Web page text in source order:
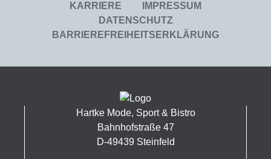
KARRIERE
IMPRESSUM
DATENSCHUTZ
BARRIEREFREIHEITSERKLÄRUNG
Hartke Mode, Sport & Bistro
Bahnhofstraße 47
D-49439 Steinfeld